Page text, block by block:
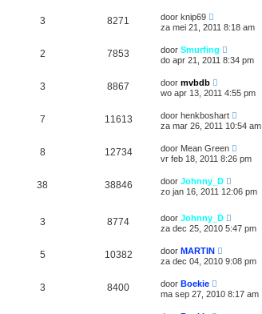
3 8271 door knip69
za mei 21, 2011 8:18 am
2 7853 door Smurfing
do apr 21, 2011 8:34 pm
3 8867 door mvbdb
wo apr 13, 2011 4:55 pm
7 11613 door henkboshart
za mar 26, 2011 10:54 am
8 12734 door Mean Green
vr feb 18, 2011 8:26 pm
38 38846 door Johnny_D
zo jan 16, 2011 12:06 pm
3 8774 door Johnny_D
za dec 25, 2010 5:47 pm
5 10382 door MARTIN
za dec 04, 2010 9:08 pm
3 8400 door Boekie
ma sep 27, 2010 8:17 am